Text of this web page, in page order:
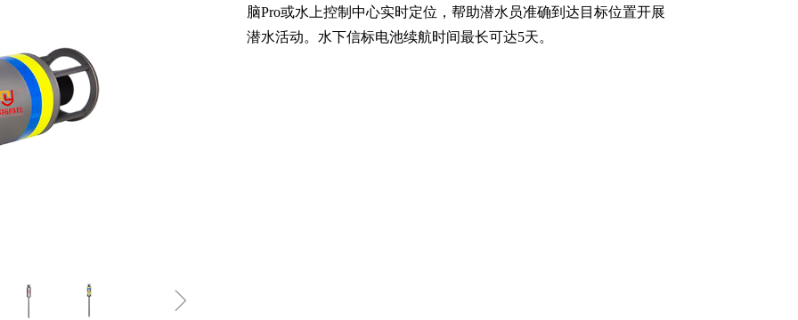
ꁇ
脑Pro或水上控制中心实时定位，帮助潜水员准确到达目标位置开展
潜水活动。水下信标电池续航时间最长可达5天。